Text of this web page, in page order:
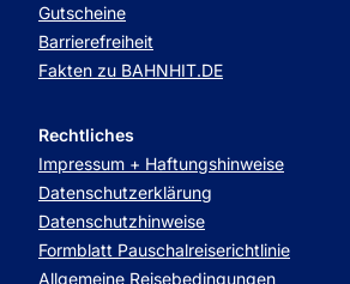
Gutscheine
Barrierefreiheit
Fakten zu BAHNHIT.DE
Rechtliches
Impressum + Haftungshinweise
Datenschutzerklärung
Datenschutzhinweise
Formblatt Pauschalreiserichtlinie
Allgemeine Reisebedingungen